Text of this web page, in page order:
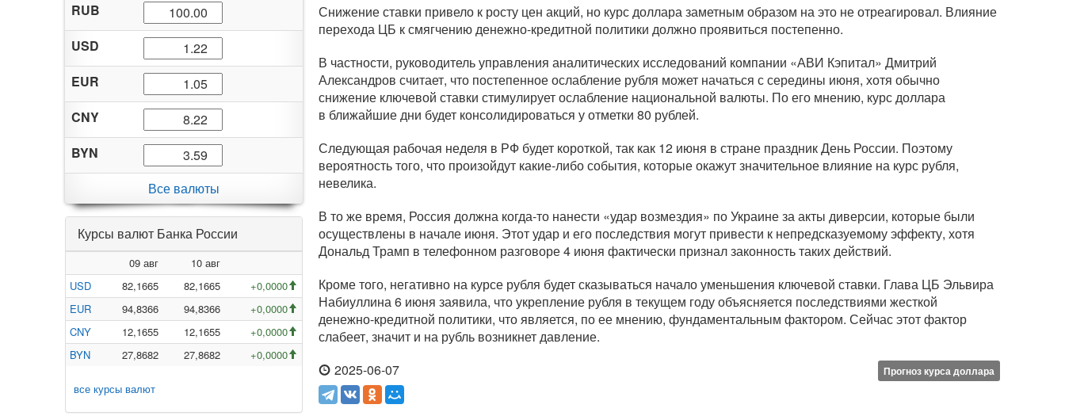
RUB
USD
EUR
CNY
BYN
Все валюты
Курсы валют Банка России
09 авг
10 авг
USD
82,1665 82,1665
+0,0000
EUR
94,8366 94,8366
+0,0000
CNY
12,1655 12,1655
+0,0000
BYN
27,8682 27,8682 +0,0000
все курсы валют
Снижение ставки привело к росту цен акций, но курс доллара заметным образом на это не отреагировал. Влияние
перехода ЦБ к смягчениюденежно-кредитной политики должно проявиться постепенно.
В частности, руководитель управления аналитических исследований компании «АВИ Кэпитал» Дмитрий
Александров считает, что постепенное ослабление рубля может начаться с середины июня, хотя обычно
снижение ключевой ставки стимулирует ослабление национальной валюты. По его мнению, курс доллара
в ближайшие дни будет консолидироваться у отметки 80 рублей.
Следующая рабочая неделя в РФ будет короткой, так как 12 июня в стране праздник День России. Поэтому
вероятность того, что произойдут какие-либособытия, которые окажут значительное влияние на курс рубля,
невелика.
В то же время, Россия должна когда-то нанести «удар возмездия» по Украине за акты диверсии, которые были
осуществлены в начале июня. Этот удар и его последствия могут привести к непредсказуемому эффекту, хотя
Дональд Трамп в телефонном разговоре 4 июня фактически признал законность таких действий.
Кроме того, негативно на курсе рубля будет сказываться начало уменьшения ключевой ставки. Глава ЦБ Эльвира
Набиуллина 6 июня заявила, что укрепление рубля в текущем году объясняется последствиями жесткой
денежно-кредитной политики, что является, по ее мнению, фундаментальным фактором. Сейчас этот фактор
слабеет, значит и на рубль возникнет давление.
2025-06-07
Прогноз курса доллара